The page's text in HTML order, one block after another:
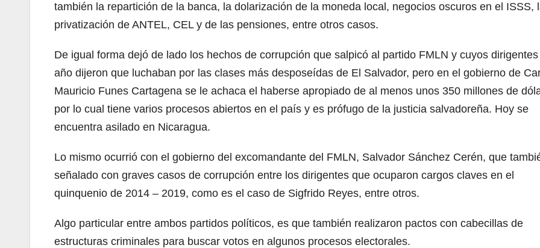
también la repartición de la banca, la dolarización de la moneda local, negocios oscuros en el ISSS,
privatización de ANTEL, CEL y de las pensiones, entre otros casos.
De igual forma dejó de lado los hechos de corrupción que salpicó al partido FMLN y cuyos
año dijeron que luchaban por las clases más desposeídas de El Salvador, pero en el gobierno de
Mauricio Funes Cartagena se le achaca el haberse apropiado de al menos unos 350 millones de
por lo cual tiene varios procesos abiertos en el país y es prófugo de la justicia salvadoreña. Hoy se
encuentra asilado en Nicaragua.
Lo mismo ocurrió con el gobierno del excomandante del FMLN, Salvador Sánchez Cerén, que
señalado con graves casos de corrupción entre los dirigentes que ocuparon cargos claves en el
quinquenio de 2014 – 2019, como es el caso de Sigfrido Reyes, entre otros.
Algo particular entre ambos partidos políticos, es que también realizaron pactos con cabecillas de
estructuras criminales para buscar votos en algunos procesos electorales.